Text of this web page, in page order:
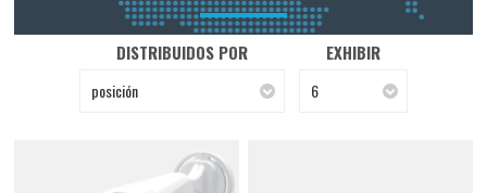
DISTRIBUIDOS POR
posición
EXHIBIR
6